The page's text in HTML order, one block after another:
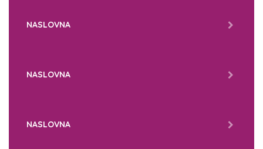
NASLOVNA
NASLOVNA
NASLOVNA